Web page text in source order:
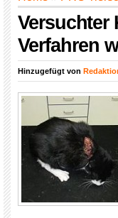
Versuchter
Verfahren
Hinzugefügt von